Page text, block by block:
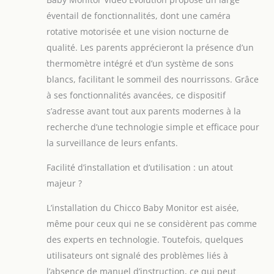
vertical) : grâce à
un écran couleur
de 5 pouces
LONGUE PORTÉE :
Grâce à sa
technologie
du babyphone
vidéo est transmis
jusqu'à une
distance de 220
conditions
LCD COULEUR : Le
grand écran LCD
couleur haute
résolution de 5
pouces offre une
excellente
éventail de fonctionnalités, dont une caméra
rotative motorisée et une vision nocturne de
qualité. Les parents apprécieront la présence d’un
thermomètre intégré et d’un système de sons
blancs, facilitant le sommeil des nourrissons. Grâce
à ses fonctionnalités avancées, ce dispositif
s’adresse avant tout aux parents modernes à la
recherche d’une technologie simple et efficace pour
la surveillance de leurs enfants.
Facilité d’installation et d’utilisation : un atout
majeur ?
L’installation du Chicco Baby Monitor est aisée,
même pour ceux qui ne se considèrent pas comme
des experts en technologie. Toutefois, quelques
utilisateurs ont signalé des problèmes liés à
l’absence de manuel d’instruction, ce qui peut